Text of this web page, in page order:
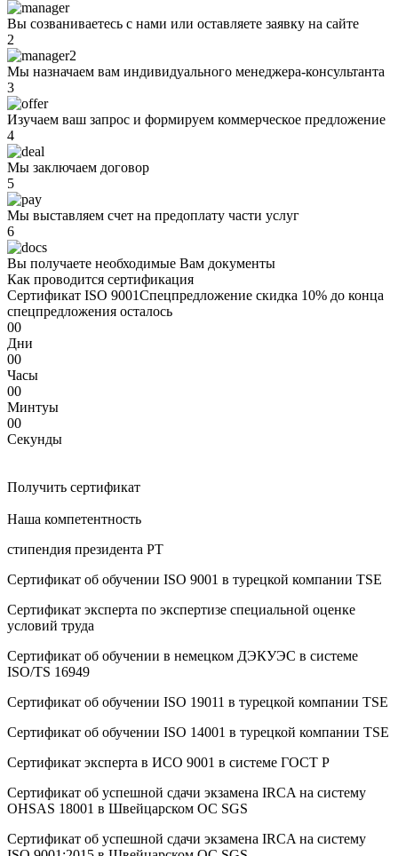
Вы созваниваетесь с нами или оставляете заявку на сайте
2
Мы назначаем вам индивидуального менеджера-консультанта
3
Изучаем ваш запрос и формируем коммерческое предложение
4
Мы заключаем договор
5
Мы выставляем счет на предоплату части услуг
6
Вы получаете необходимые Вам документы
Как проводится сертификация
Сертификат ISO 9001Спецпредложение скидка 10% до конца
спецпредложения осталось
00
Дни
00
Часы
00
Минтуы
00
Секунды
Получить сертификат
Наша компетентность
стипендия президента РТ
Сертификат об oбучeнии ISO 9001 в турецкой компании TSE
Сертификат эксперта по экспертизе специальной оценке
условий труда
Сертификат об oбучeнии в немецком ДЭКУЭС в системе
ISO/TS 16949
Сертификат об oбучeнии ISO 19011 в турецкой компании TSE
Сертификат об oбучeнии ISO 14001 в турецкой компании TSE
Сертификат эксперта в ИСО 9001 в системе ГОСТ Р
Сертификат об успешной сдачи экзамена IRCA на систему
OHSAS 18001 в Швейцарском ОС SGS
Сертификат об успешной сдачи экзамена IRCA на систему